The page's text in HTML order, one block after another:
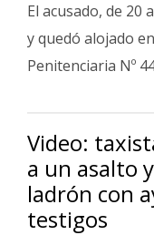
El acusado, de 20
y quedó alojado
Penitenciaria Nº
Video:
a un asalto
ladrón con
testigos